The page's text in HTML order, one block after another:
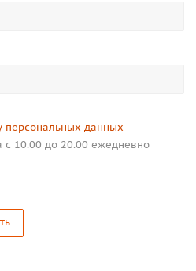
персональных данных
с 10.00 до 20.00 ежедневно